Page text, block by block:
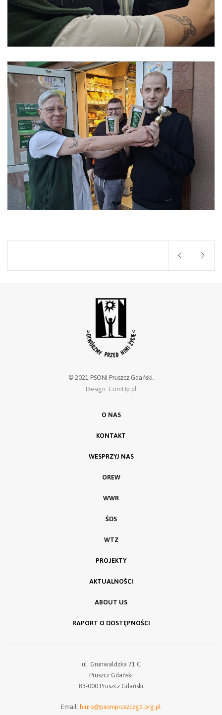
© 2021 PSONI Pruszcz Gdański.
Design: ComUp.pl
O NAS
KONTAKT
WESPRZYJ NAS
OREW
WWR
ŚDS
WTZ
PROJEKTY
AKTUALNOŚCI
ABOUT US
RAPORT O DOSTĘPNOŚCI
ul. Grunwaldzka 71 C
Pruszcz Gdański
83-000 Pruszcz Gdański
Email: biuro@psonipruszczgd.org.pl